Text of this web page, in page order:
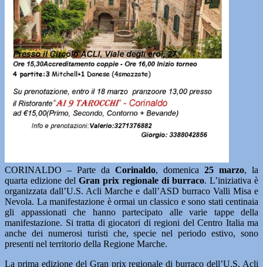
CORINALDO – Parte da Corinaldo, domenica 25 marzo, la
quarta edizione del Gran prix regionale di burraco. L’iniziativa è
organizzata dall’U.S. Acli Marche e dall’ASD burraco Valli Misa e
Nevola. La manifestazione è ormai un classico e sono stati centinaia
gli appassionati che hanno partecipato alle varie tappe della
manifestazione. Si tratta di giocatori di regioni del Centro Italia ma
anche dei numerosi turisti che, specie nel periodo estivo, sono
presenti nel territorio della Regione Marche.
La prima edizione del Gran prix regionale di burraco dell’U.S. Acli